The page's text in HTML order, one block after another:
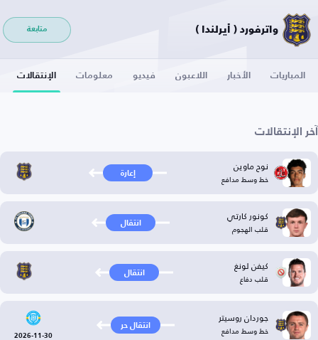
واترفورد ( أيرلندا ) متابعة
المباريات الأخبار اللاعبون فيديو معلومات الإنتقالات
آخر الإنتقالات
نوح ماوين
خط وسط مدافع إعارة
كونور كارتي
قلب الهجوم انتقال
كيفن لونغ
قلب دفاع انتقال
جوردان روسيتر
خط وسط مدافع انتقال حر
2026-11-30